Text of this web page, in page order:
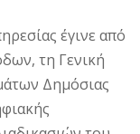
έγινε από
τη Γενική
Δημόσιας